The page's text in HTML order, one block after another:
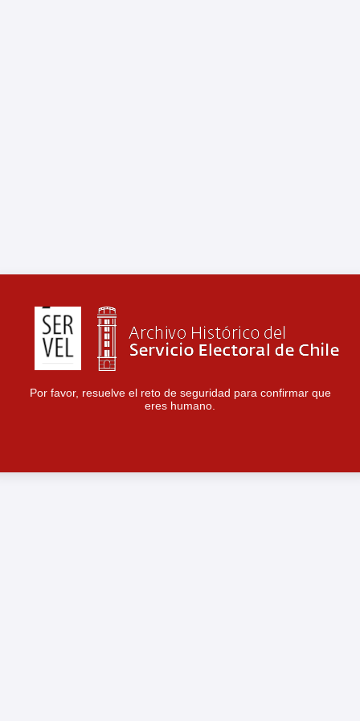
Por favor, resuelve el reto de seguridad para confirmar que
eres humano.